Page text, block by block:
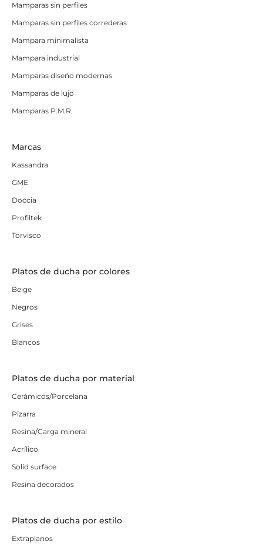
Mamparas sin perfiles
Mamparas sin perfiles correderas
Mampara minimalista
Mampara industrial
Mamparas diseño modernas
Mamparas de lujo
Mamparas P.M.R.
Marcas
Kassandra
GME
Doccia
Profiltek
Torvisco
Platos de ducha por colores
Beige
Negros
Grises
Blancos
Platos de ducha por material
Cerámicos/Porcelana
Pizarra
Resina/Carga mineral
Acrílico
Solid surface
Resina decorados
Platos de ducha por estilo
Extraplanos